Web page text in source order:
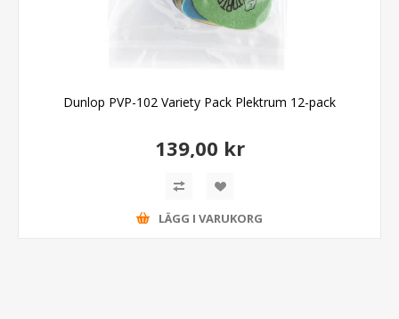
Dunlop PVP-102 Variety Pack Plektrum 12-pack
139,00 kr
LÄGG I VARUKORG